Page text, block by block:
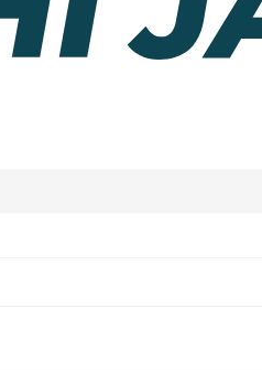
ପୂରା
କମିବା ଆରମ୍ଭ